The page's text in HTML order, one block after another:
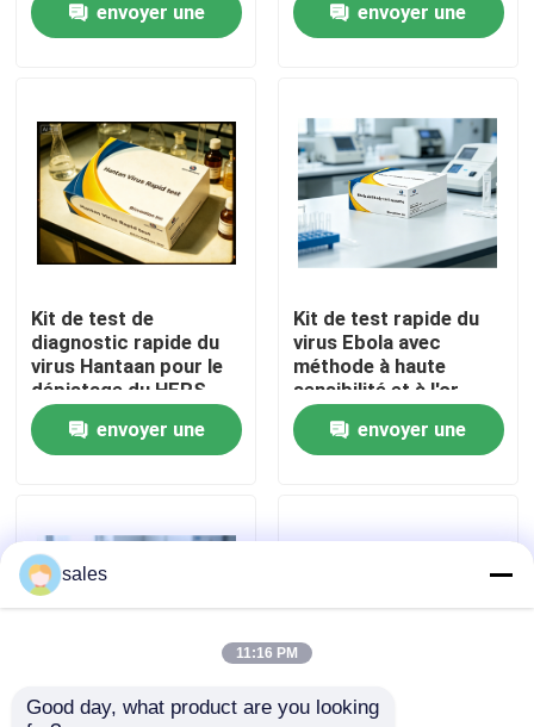
Maison
À propos de nous
Visite de l'usine
Contrôle qualité
Contactez-nous
Cas
ELISA Test Kit
diagnostic pour le
dépistage d'urgence
envoyer une
fonctionnant pas en
machine avec la
envoyer une
Kit de test de
diagnostic rapide du
virus Hantaan pour le
dépistage du HFRS
envoyer une
Kit de test rapide du
virus Ebola avec
méthode à haute
sensibilité et à l'or
colloïdal pour des
résultats de 15
minutes
envoyer une
sales
11:16 PM
Good day, what product are you looking